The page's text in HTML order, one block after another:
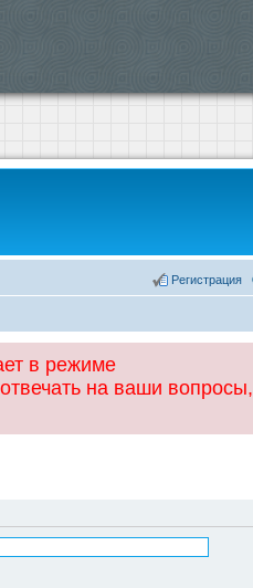
Регистрация
в режиме
на ваши вопросы,